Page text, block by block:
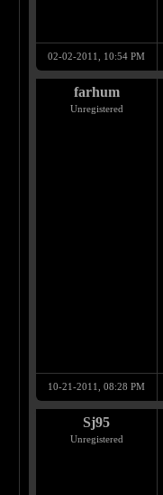
02-02-2011, 10:54 PM
farhum
Unregistered
10-21-2011, 08:28 PM
Sj95
Unregistered